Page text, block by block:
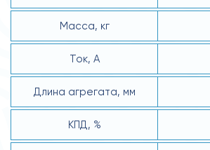
Масса, кг
Ток, А
Длина агрегата, мм
КПД, %